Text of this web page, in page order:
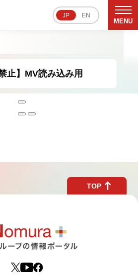
MENU
JP EN
止】MV読み込み用
TOP